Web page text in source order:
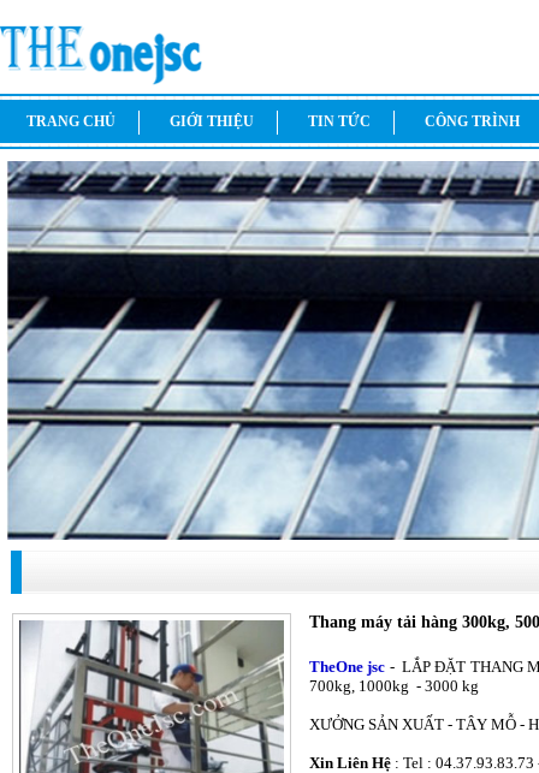
TRANG CHỦ GIỚI THIỆU TIN TỨC CÔNG TRÌNH
Thang máy tải hàng 300kg,
TheOne jsc - LẮP ĐẶT THANG
700kg, 1000kg - 3000 kg
XƯỞNG SẢN XUẤT - TÂY MỖ -
Xin Liên Hệ : Tel :